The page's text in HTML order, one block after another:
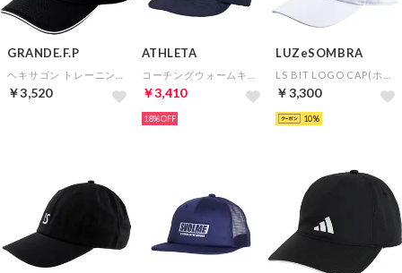
GRANDE.F.P
￥3,520
ATHLETA
￥3,410
18%
LUZeSOMBRA
￥3,300
10